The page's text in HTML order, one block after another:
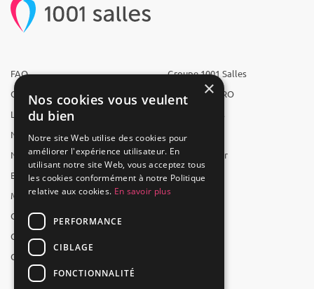
FAQ
Qui sommes-nous ?
L'équipe
Nous recrutons
Nos partenaires
Espace presse
Mentions légales
CGV
CGU
Contact
Groupe 1001 Salles
1001 Salles PRO
1001 Traiteurs
1001 Artistes
Reserverunbar
MP2
×
Nos cookies vous veulent
du bien
Notre site Web utilise des cookies pour
améliorer l'expérience utilisateur. En
utilisant notre site Web, vous acceptez tous
les cookies conformément à notre Politique
relative aux cookies. En savoir plus
PERFORMANCE
CIBLAGE
FONCTIONNALITÉ